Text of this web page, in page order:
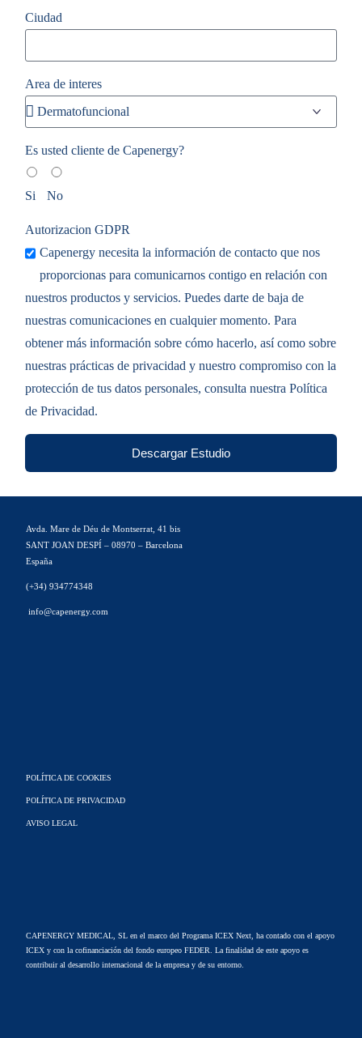
Ciudad
Area de interes
Es usted cliente de Capenergy?
Si No
Autorizacion GDPR
Capenergy necesita la información de contacto que nos
proporcionas para comunicarnos contigo en relación con
nuestros productos y servicios. Puedes darte de baja de
nuestras comunicaciones en cualquier momento. Para
obtener más información sobre cómo hacerlo, así como sobre
nuestras prácticas de privacidad y nuestro compromiso con la
protección de tus datos personales, consulta nuestra Política
de Privacidad.
Descargar Estudio
Avda. Mare de Déu de Montserrat, 41 bis
SANT JOAN DESPÍ – 08970 – Barcelona
España
(+34) 934774348
info@capenergy.com
POLÍTICA DE COOKIES
POLÍTICA DE PRIVACIDAD
AVISO LEGAL
CAPENERGY MEDICAL, SL en el marco del Programa ICEX Next, ha contado con el apoyo
ICEX y con la cofinanciación del fondo europeo FEDER. La finalidad de este apoyo es
contribuir al desarrollo internacional de la empresa y de su entorno.